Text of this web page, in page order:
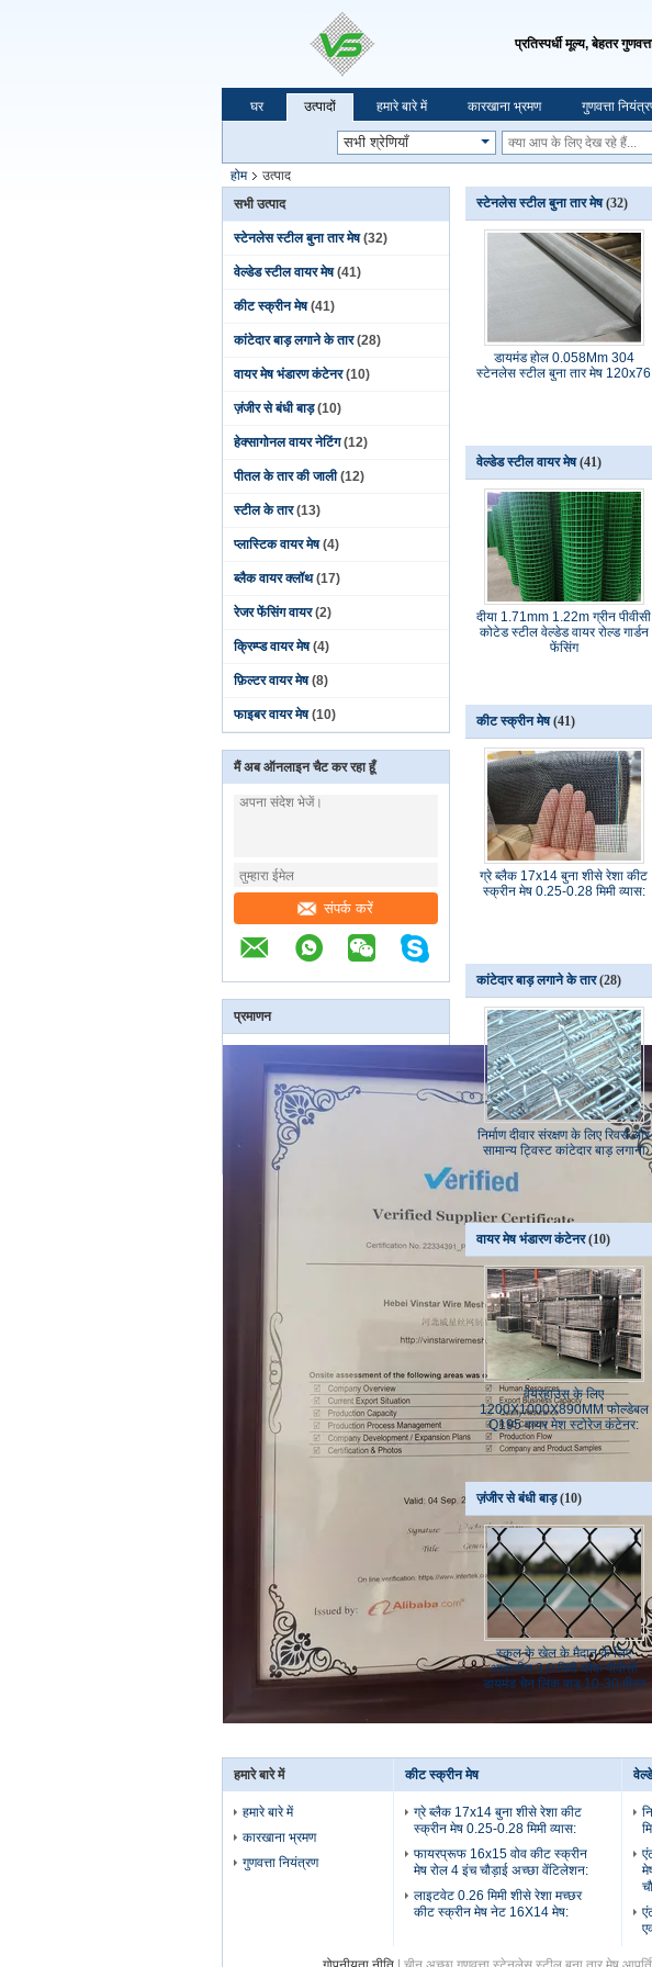
प्रतिस्पर्धी मूल्य, बेहतर
घर उत्पादों हमारे बारे में कारखाना भ्रमण गुणवत्ता
होम
उत्पाद
सभी उत्पाद
स्टेनलेस स्टील बुना तार मेष (32)
वेल्डेड स्टील वायर मेष (41)
कीट स्क्रीन मेष (41)
कांटेदार बाड़ लगाने के तार (28)
वायर मेष भंडारण कंटेनर (10)
ज़ंजीर से बंधी बाड़ (10)
हेक्सागोनल वायर नेटिंग (12)
पीतल के तार की जाली (12)
स्टील के तार (13)
प्लास्टिक वायर मेष (4)
ब्लैक वायर क्लॉथ (17)
रेजर फेंसिंग वायर (2)
क्रिम्प्ड वायर मेष (4)
फ़िल्टर वायर मेष (8)
फाइबर वायर मेष (10)
मैं अब ऑनलाइन चैट कर रहा हूँ
संपर्क करें
प्रमाणन
स्टेनलेस स्टील बुना तार मेष (32)
डायमंड होल 0.058Mm 304
स्टेनलेस स्टील बुना तार मेष 120x76
वेल्डेड स्टील वायर मेष (41)
दीया 1.71mm 1.22m ग्रीन पीवीसी
कोटेड स्टील वेल्डेड वायर रोल्ड गार्डन
फेंसिंग
कीट स्क्रीन मेष (41)
ग्रे ब्लैक 17x14 बुना शीसे रेशा कीट
स्क्रीन मेष 0.25-0.28 मिमी व्यास:
कांटेदार बाड़ लगाने के तार (28)
निर्माण दीवार संरक्षण के लिए रिवर्स और
सामान्य ट्विस्ट कांटेदार बाड़ लगाना
वायर मेष भंडारण कंटेनर (10)
वेयरहाउस के लिए
1200X1000X890MM फोल्डेबल
Q195 वायर मेश स्टोरेज कंटेनर:
ज़ंजीर से बंधी बाड़ (10)
स्कूल के खेल के मैदान के लिए
आवासीय 3.0 मिमी ब्लैक पीवीसी
डायमंड चेन लिंक बाड़ 10-30 मीटर
हमारे बारे में
हमारे बारे में
कारखाना भ्रमण
गुणवत्ता नियंत्रण
कीट स्क्रीन मेष
ग्रे ब्लैक 17x14 बुना शीसे रेशा कीट
स्क्रीन मेष 0.25-0.28 मिमी व्यास:
फायरप्रूफ 16x15 वोव कीट स्क्रीन
मेष रोल 4 इंच चौड़ाई अच्छा वेंटिलेशन:
लाइटवेट 0.26 मिमी शीसे रेशा मच्छर
कीट स्क्रीन मेष नेट 16X14 मेष: